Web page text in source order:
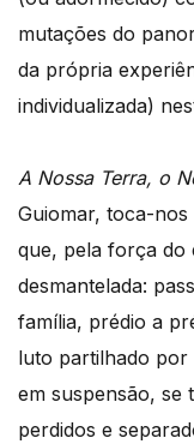
mutações do
da própria
individualizada)
A Nossa Terra, o
Guiomar, toca-nos
que, pela força do
desmantelada:
família, prédio a
luto partilhado por
em suspensão, se
perdidos e